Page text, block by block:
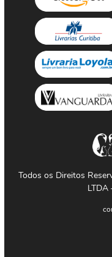
Todos os Direitos